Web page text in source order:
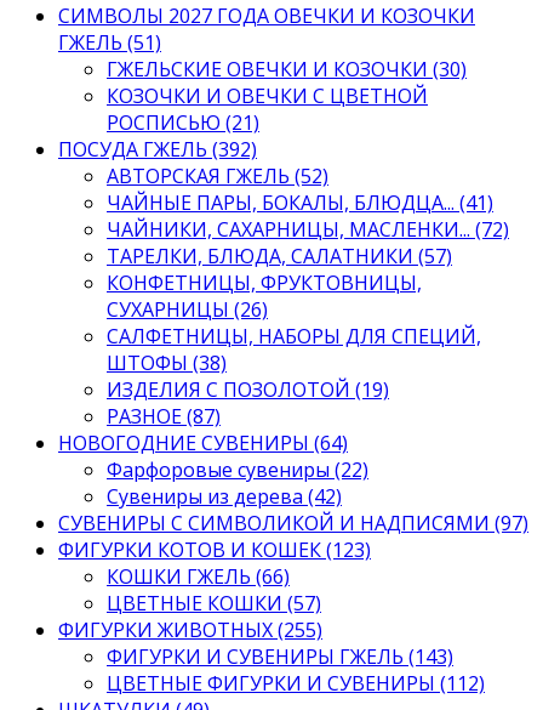
СИМВОЛЫ 2027 ГОДА ОВЕЧКИ И КОЗОЧКИ
ГЖЕЛЬ (51)
ГЖЕЛЬСКИЕ ОВЕЧКИ И КОЗОЧКИ (30)
КОЗОЧКИ И ОВЕЧКИ С ЦВЕТНОЙ
РОСПИСЬЮ (21)
ПОСУДА ГЖЕЛЬ (392)
АВТОРСКАЯ ГЖЕЛЬ (52)
ЧАЙНЫЕ ПАРЫ, БОКАЛЫ, БЛЮДЦА... (41)
ЧАЙНИКИ, САХАРНИЦЫ, МАСЛЕНКИ... (72)
ТАРЕЛКИ, БЛЮДА, САЛАТНИКИ (57)
КОНФЕТНИЦЫ, ФРУКТОВНИЦЫ,
СУХАРНИЦЫ (26)
САЛФЕТНИЦЫ, НАБОРЫ ДЛЯ СПЕЦИЙ,
ШТОФЫ (38)
ИЗДЕЛИЯ С ПОЗОЛОТОЙ (19)
РАЗНОЕ (87)
НОВОГОДНИЕ СУВЕНИРЫ (64)
Фарфоровые сувениры (22)
Сувениры из дерева (42)
СУВЕНИРЫ С СИМВОЛИКОЙ И НАДПИСЯМИ (97)
ФИГУРКИ КОТОВ И КОШЕК (123)
КОШКИ ГЖЕЛЬ (66)
ЦВЕТНЫЕ КОШКИ (57)
ФИГУРКИ ЖИВОТНЫХ (255)
ФИГУРКИ И СУВЕНИРЫ ГЖЕЛЬ (143)
ЦВЕТНЫЕ ФИГУРКИ И СУВЕНИРЫ (112)